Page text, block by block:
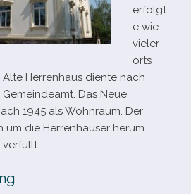
erfolgt
e wie
vie­ler­
orts
Herrenhaus diente nach
Das Neue
1945 als Wohnraum. Der
um die Herrenhäuser herum